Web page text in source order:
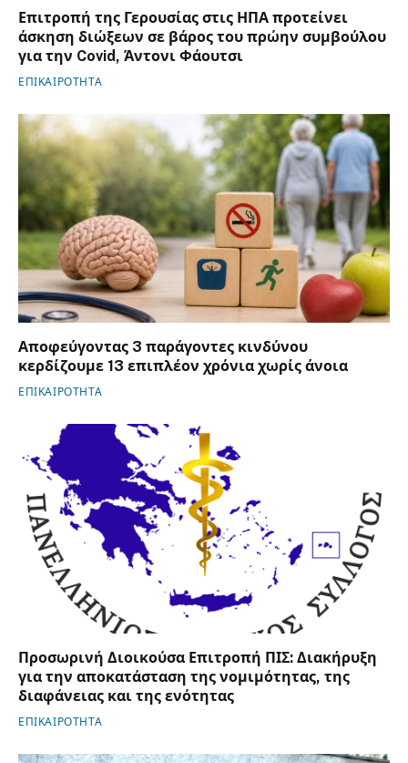
Επιτροπή της Γερουσίας στις ΗΠΑ προτείνει
άσκηση διώξεων σε βάρος του πρώην συμβούλου
για την Covid, Άντονι Φάουτσι
ΕΠΙΚΑΙΡΟΤΗΤΑ
Αποφεύγοντας 3 παράγοντες κινδύνου
κερδίζουμε 13 επιπλέον χρόνια χωρίς άνοια
ΕΠΙΚΑΙΡΟΤΗΤΑ
Προσωρινή Διοικούσα Επιτροπή ΠΙΣ: Διακήρυξη
για την αποκατάσταση της νομιμότητας, της
διαφάνειας και της ενότητας
ΕΠΙΚΑΙΡΟΤΗΤΑ